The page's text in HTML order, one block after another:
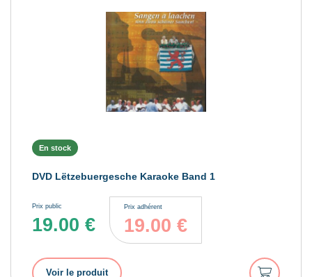
En stock
DVD Lëtzebuergesche Karaoke Band 1
Prix public
19.00 €
Prix adhérent
19.00 €
Voir le produit
Ajouter